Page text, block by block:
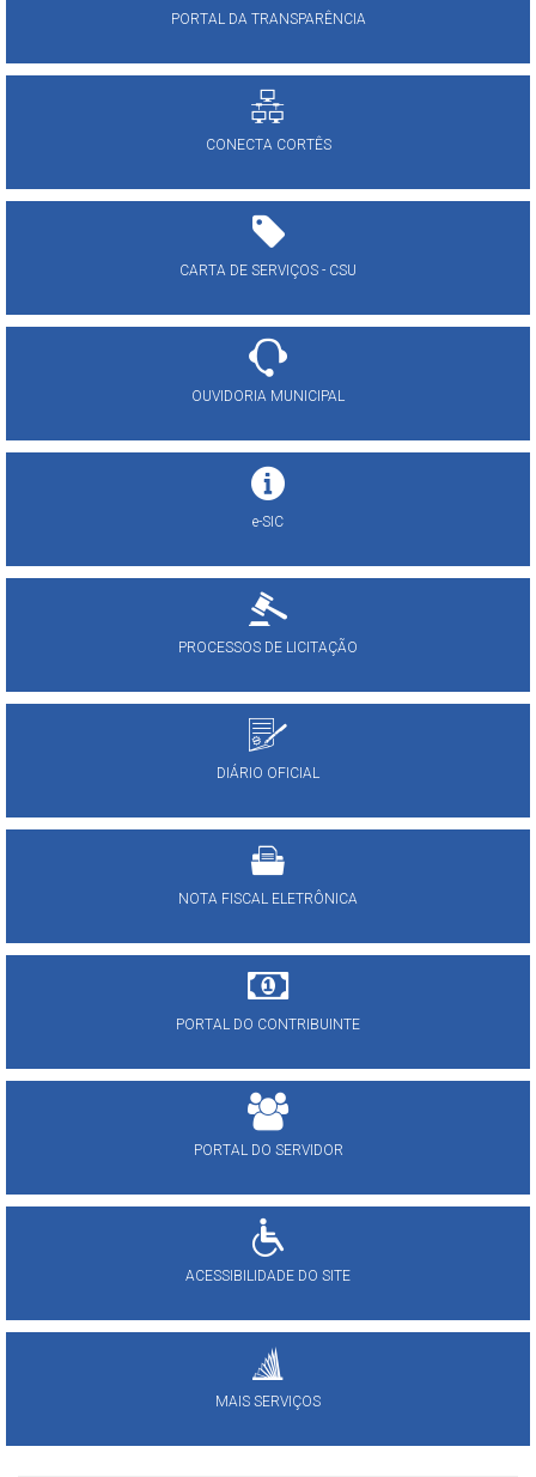
PORTAL DA TRANSPARÊNCIA
CONECTA CORTÊS
CARTA DE SERVIÇOS - CSU
OUVIDORIA MUNICIPAL
e-SIC
PROCESSOS DE LICITAÇÃO
DIÁRIO OFICIAL
NOTA FISCAL ELETRÔNICA
PORTAL DO CONTRIBUINTE
PORTAL DO SERVIDOR
ACESSIBILIDADE DO SITE
MAIS SERVIÇOS